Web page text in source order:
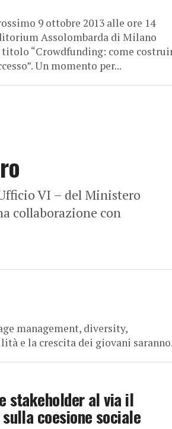
9 ottobre 2013 alle ore 14
Assolombarda di Milano
titolo “Crowdfunding: come
Un momento per...
VI – del Ministero
collaborazione con
management, diversity,
e la crescita dei giovani
stakeholder al via il
coesione sociale